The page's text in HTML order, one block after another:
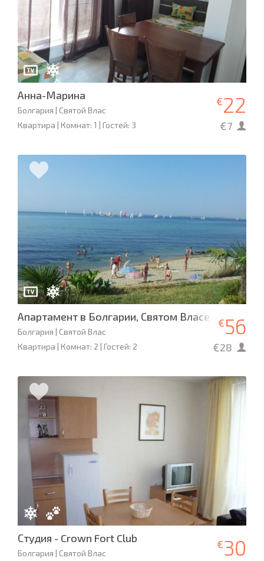
Анна-Марина
Болгария | Святой Влас
Квартира | Комнат: 1 | Гостей: 3
€22
€7
Апартамент в Болгарии, Святом Власе
Болгария | Святой Влас
Квартира | Комнат: 2 | Гостей: 2
€56
€28
Студия - Crown Fort Club
Болгария | Святой Влас
€30